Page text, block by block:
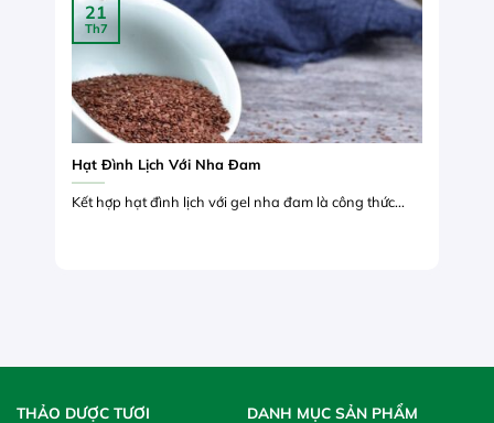
Hạt Đình Lịch Với Nha Đam
Kết hợp hạt đình lịch với gel nha đam là công thức...
21
Th7
THẢO DƯỢC TƯƠI
DANH MỤC SẢN PHẨM